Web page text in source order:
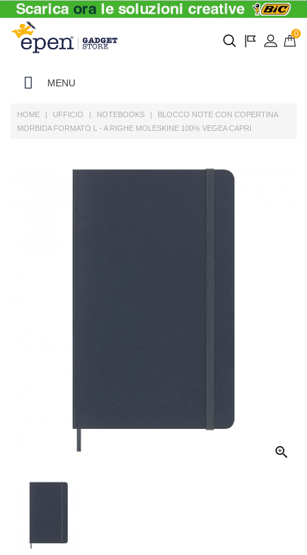
0
MENU
HOME UFFICIO NOTEBOOKS
BLOCCO NOTE CON COPERTINA
MORBIDA FORMATO L - A RIGHE MOLESKINE 100% VEGEA CAPRI
